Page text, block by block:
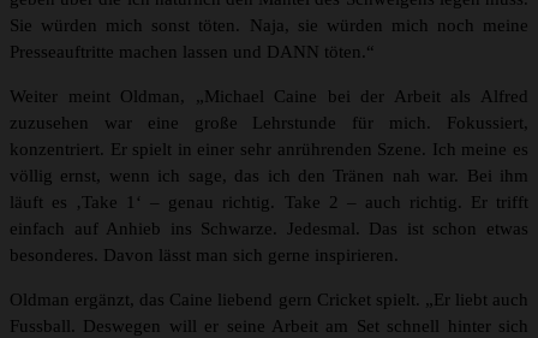
Sie würden mich sonst töten. Naja, sie würden mich noch meine
Presseauftritte machen lassen und DANN töten.“
Weiter meint Oldman, „Michael Caine bei der Arbeit als Alfred
zuzusehen war eine große Lehrstunde für mich. Fokussiert,
konzentriert. Er spielt in einer sehr anrührenden Szene. Ich meine es
völlig ernst, wenn ich sage, das ich den Tränen nah war. Bei ihm
läuft es ‚Take 1‘ – genau richtig. Take 2 – auch richtig. Er trifft
einfach auf Anhieb ins Schwarze. Jedesmal. Das ist schon etwas
besonderes. Davon lässt man sich gerne inspirieren.
Oldman ergänzt, das Caine liebend gern Cricket spielt. „Er liebt auch
Fussball. Deswegen will er seine Arbeit am Set schnell hinter sich